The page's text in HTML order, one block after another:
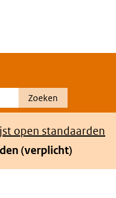
Zoeken
open standaarden
(verplicht)